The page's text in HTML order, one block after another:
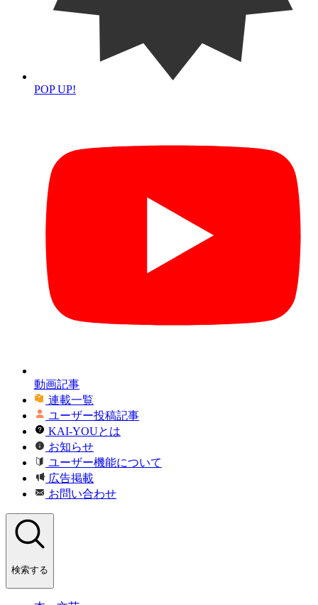
POP UP!
動画記事
連載一覧
ユーザー投稿記事
KAI-YOUとは
お知らせ
ユーザー機能について
広告掲載
お問い合わせ
検索する